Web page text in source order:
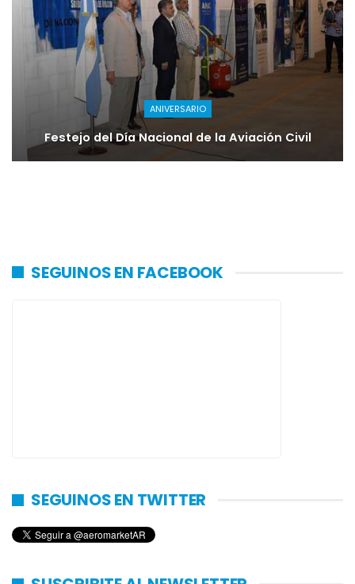
ANIVERSARIO
Festejo del Día Nacional de la Aviación Civil
SEGUINOS EN FACEBOOK
SEGUINOS EN TWITTER